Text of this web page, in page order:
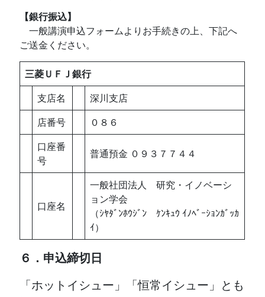
【銀行振込】
一般講演申込フォームよりお手続きの上、下記へ
ご送金ください。
三菱ＵＦＪ銀行
支店名
深川支店
店番号
０８６
口座番
号
普通預金 ０９３７７４４
口座名
一般社団法人 研究・イノベーシ
ョン学会
（ｼﾔﾀﾞﾝﾎｳｼﾞﾝ ｹﾝｷｭｳ ｲﾉﾍﾞｰｼｮﾝｶﾞｯｶ
ｲ）
６．申込締切日
「ホットイシュー」「恒常イシュー」とも